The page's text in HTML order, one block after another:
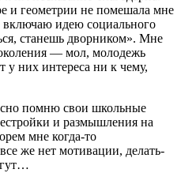
и геометрии не помешала мне
включаю идею социального
станешь дворником». Мне
— мол, молодежь
у них интереса ни к чему,
помню свои школьные
и размышления на
мне когда-то
же нет мотивации, делать-